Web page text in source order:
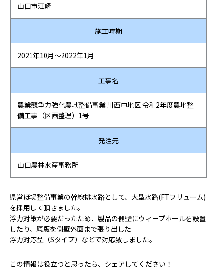
山口市江崎
施工時期
2021年10月～2022年1月
工事名
農業競争力強化農地整備事業 川西中地区 令和2年度農地整
備工事（区画整理）1号
発注元
山口農林水産事務所
県営ほ場整備事業の幹線排水路として、大型水路(FTフリューム)
を採用して頂きました。
浮力対策が必要だったため、製品の側壁にウィープホールを設置
したり、底版を側壁外面まで張り出した
浮力対応型（Sタイプ）などで対応致しました。
この情報は役立つと思ったら、シェアしてください！